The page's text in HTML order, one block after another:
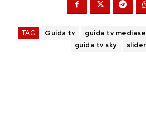
TAG Guida tv guida tv
guida tv sky
slider